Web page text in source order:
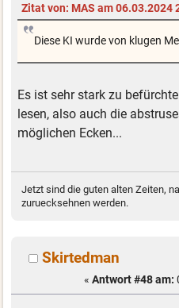
Zitat von: MAS am 06.03.2024
Diese KI wurde von klugen
Es ist sehr stark zu
lesen, also auch die
möglichen Ecken...
Jetzt sind die guten alten Zeiten,
zuruecksehnen werden.
Skirtedman
« Antwort #48 am: